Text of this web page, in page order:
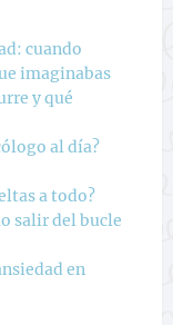
cuando
imaginabas
y qué
al día?
a todo?
salir del bucle
en